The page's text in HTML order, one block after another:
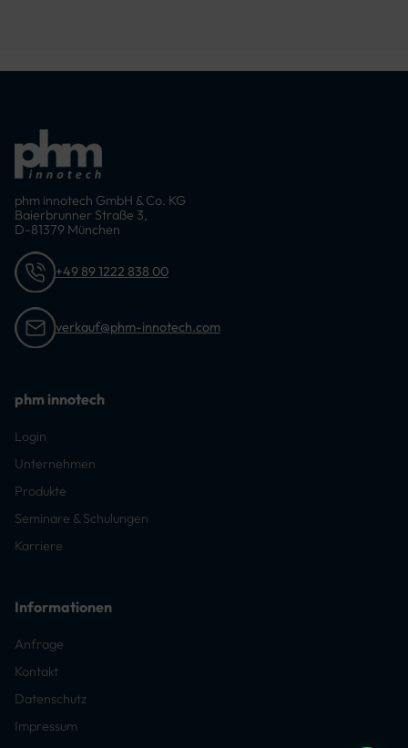
phm innotech GmbH & Co. KG
Baierbrunner Straße 3,
D-81379 München
+49 89 1222 838 00
verkauf@phm-innotech.com
phm innotech
Login
Unternehmen
Produkte
Seminare & Schulungen
Karriere
Informationen
Anfrage
Kontakt
Datenschutz
Impressum